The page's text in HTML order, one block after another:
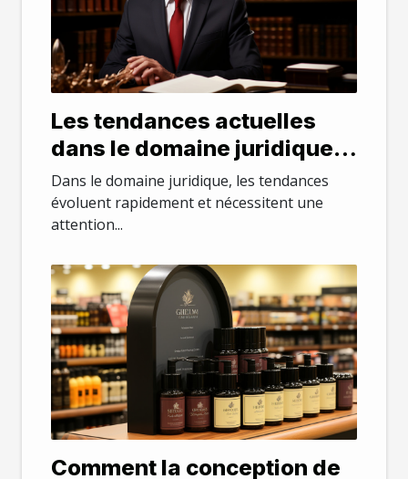
Les tendances actuelles
dans le domaine juridique
au Maryland
Dans le domaine juridique, les tendances
évoluent rapidement et nécessitent une
attention...
Comment la conception de